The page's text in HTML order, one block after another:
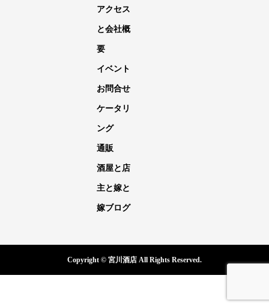
アクセス
と会社概
要
イベント
お問合せ
ケータリ
ング
通販
酒屋と店
主と嫁と
嫁ブログ
Copyright © 宮川酒店 All Rights Reserved.
嫁ブログ